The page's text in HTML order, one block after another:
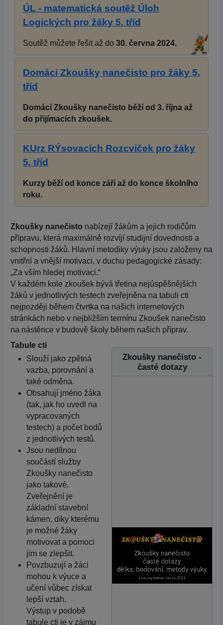
ÚL - matematická soutěž Úloh
Logických pro žáky 5. tříd
Soutěž můžete řešit až do 30. června 2024.
Domácí Zkoušky nanečisto pro žáky 5.
tříd
Domácí Zkoušky nanečisto běží od 3. října až
do přijímacích zkoušek.
KUrz RÝsovacích Rozcviček pro žáky
5. tříd
Kurzy běží od konce září až do konce školního
roku.
Zkoušky nanečisto nabízejí žákům a jejich rodičům
přípravu, která maximálně rozvíjí studijní dovednosti a
schopnosti žáků. Hlavní metodiky výuky jsou založeny na
vnitřní a vnější motivaci, v duchu pedagogické zásady:
„Za vším hledej motivaci.“
V každém kole zkoušek bývá třetina nejúspěšnějších
žáků v jednotlivých testech zveřejněna na tabuli cti
nejpozději během čtvrtka na našich internetových
stránkách nebo v nejbližším termínu Zkoušek nanečisto
na nástěnce v budově školy během našich příprav.
Zkoušky nanečisto -
časté dotazy
Tabule cti
Slouží jako zpětná
vazba, porovnání a
také odměna.
Obsahují jméno žáka
(tak, jak ho uvedl na
vypracovaných
testech) a počet bodů
z jednotlivých testů.
Jsou nedílnou
součástí služby
Zkoušky nanečisto
jako takové.
Zveřejnění je
základní stavební
kámen, díky kterému
je možné žáky
motivovat a pomoci
jim se zlepšit.
Povzbuzují a žáci
mohou k výuce a
učení vůbec získat
lepší vztah.
Výstup v podobě
tabule cti je v zájmu